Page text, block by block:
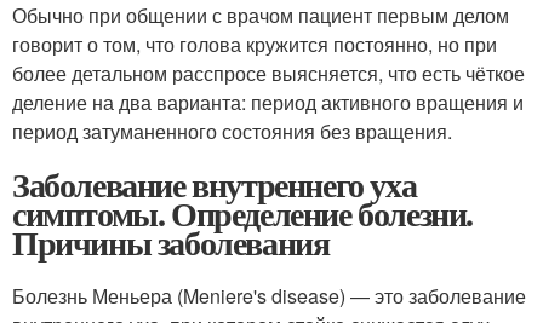
Обычно при общении с врачом пациент первым делом
говорит о том, что голова кружится постоянно, но при
более детальном расспросе выясняется, что есть чёткое
деление на два варианта: период активного вращения и
период затуманенного состояния без вращения.
Заболевание внутреннего уха
симптомы. Определение болезни.
Причины заболевания
Болезнь Меньера (Meniere's disease) — это заболевание